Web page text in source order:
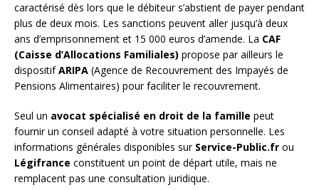
caractérisé dès lors que le débiteur s’abstient de payer pendant
plus de deux mois. Les sanctions peuvent aller jusqu’à deux
ans d’emprisonnement et 15 000 euros d’amende. La CAF
(Caisse d’Allocations Familiales) propose par ailleurs le
dispositifARIPA (Agence de Recouvrement des Impayés de
Pensions Alimentaires) pour faciliter le recouvrement.
Seul un avocat spécialisé en droit de la famille peut
fournir un conseil adapté à votre situation personnelle. Les
informations générales disponibles sur Service-Public.fr ou
Légifrance constituent un point de départ utile, mais ne
remplacent pas une consultation juridique.